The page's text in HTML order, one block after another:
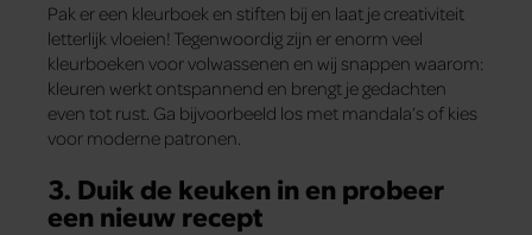
Pak er een kleurboek en stiften bij en laat je creativiteit
letterlijk vloeien! Tegenwoordig zijn er enorm veel
kleurboeken voor volwassenen en wij snappen waarom:
kleuren werkt ontspannend en brengt je gedachten
even tot rust. Ga bijvoorbeeld los met mandala’s of kies
voor moderne patronen.
3. Duik de keuken in en probeer
een nieuw recept